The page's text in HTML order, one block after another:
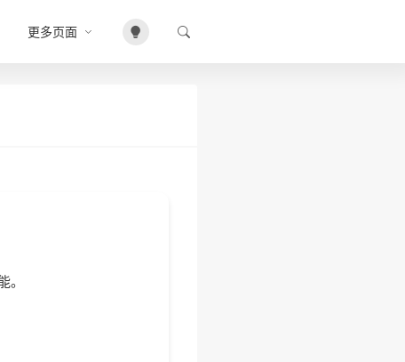
更多页面